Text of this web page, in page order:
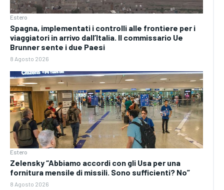
Estero
Spagna, implementati i controlli alle frontiere per i
viaggiatori in arrivo dall’Italia. Il commissario Ue
Brunner sente i due Paesi
8 Agosto 2026
Estero
Zelensky “Abbiamo accordi con gli Usa per una
fornitura mensile di missili. Sono sufficienti? No”
8 Agosto 2026